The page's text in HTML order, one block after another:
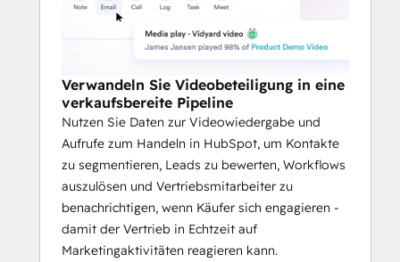
Verwandeln Sie Videobeteiligung in eine
verkaufsbereite Pipeline
Nutzen Sie Daten zur Videowiedergabe und
Aufrufe zum Handeln in HubSpot, um Kontakte
zu segmentieren, Leads zu bewerten, Workflows
auszulösen und Vertriebsmitarbeiter zu
benachrichtigen, wenn Käufer sich engagieren -
damit der Vertrieb in Echtzeit auf
Marketingaktivitäten reagieren kann.